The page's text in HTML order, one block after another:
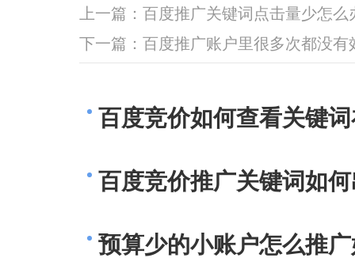
上一篇： 百度推广关键词点击量少怎么
下一篇： 百度推广账户里很多次都没有
百度竞价如何查看关键
百度竞价推广关键词如
预算少的小账户怎么推